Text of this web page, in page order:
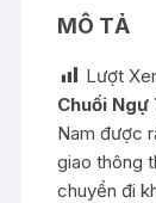
MÔ TẢ
Lượt
Chuối
Nam được
giao thông
chuyển đi